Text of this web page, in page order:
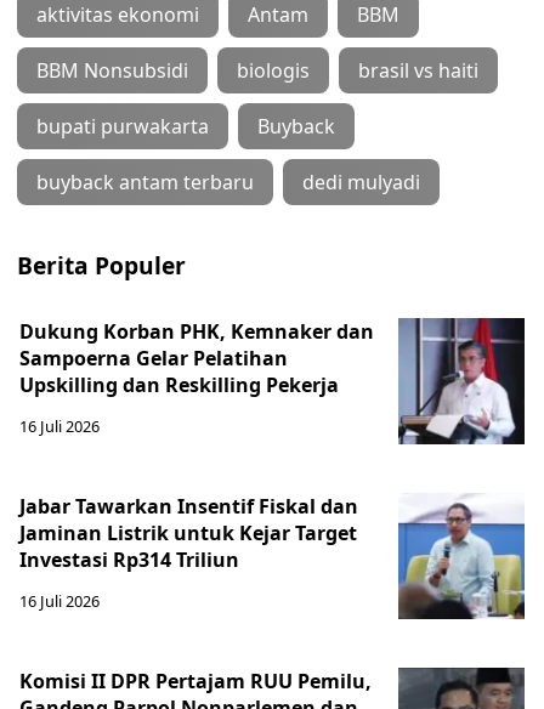
aktivitas ekonomi Antam BBM
BBM Nonsubsidi biologis brasil vs haiti
bupati purwakarta Buyback
buyback antam terbaru dedi mulyadi
Berita Populer
Dukung Korban PHK, Kemnaker dan
Sampoerna Gelar Pelatihan
Upskilling dan Reskilling Pekerja
16 Juli 2026
Jabar Tawarkan Insentif Fiskal dan
Jaminan Listrik untuk Kejar Target
Investasi Rp314 Triliun
16 Juli 2026
Komisi II DPR Pertajam RUU Pemilu,